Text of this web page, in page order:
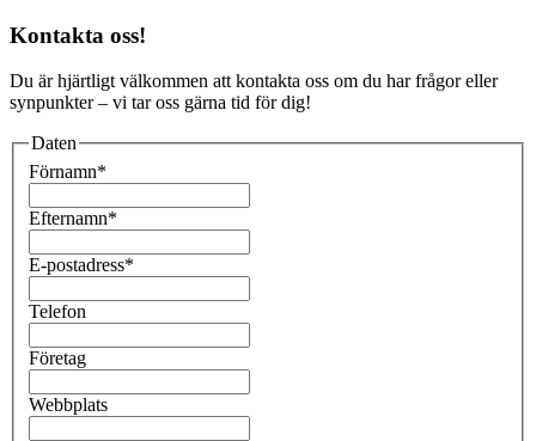
Kontakta oss!
Du är hjärtligt välkommen att kontakta oss om du har frågor eller
synpunkter – vi tar oss gärna tid för dig!
Daten
Förnamn*
Efternamn*
E-postadress*
Telefon
Företag
Webbplats